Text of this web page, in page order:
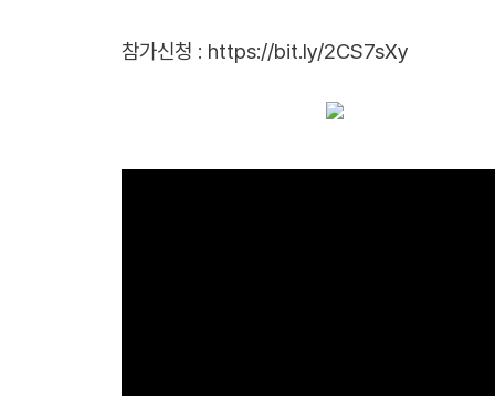
참가신청 : https://bit.ly/2CS7sXy